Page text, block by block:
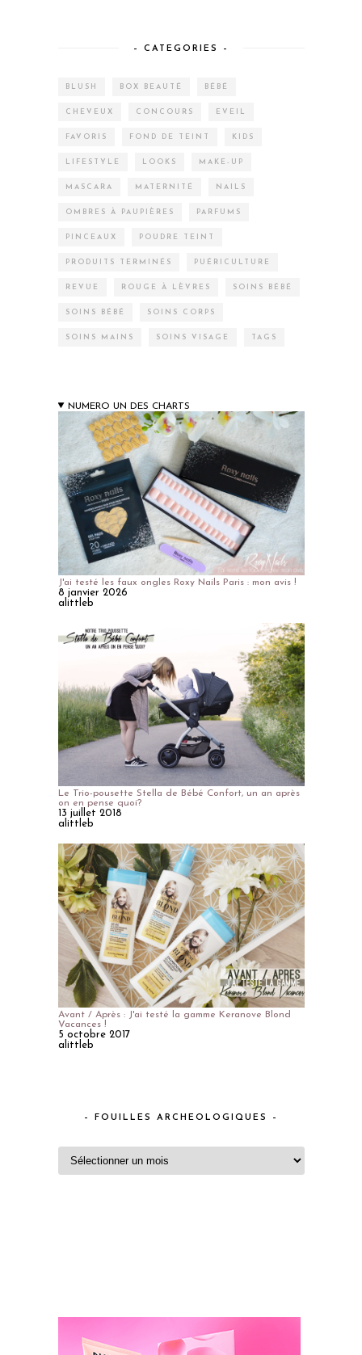
– CATEGORIES –
BLUSH BOX BEAUTÉ BÉBÉ
CHEVEUX CONCOURS EVEIL
FAVORIS FOND DE TEINT KIDS
LIFESTYLE LOOKS MAKE-UP
MASCARA MATERNITÉ NAILS
OMBRES À PAUPIÈRES PARFUMS
PINCEAUX POUDRE TEINT
PRODUITS TERMINÉS PUÉRICULTURE
REVUE ROUGE À LÈVRES SOINS BÉBÉ
SOINS BÉBÉ SOINS CORPS
SOINS MAINS SOINS VISAGE TAGS
NUMERO UN DES CHARTS
J'ai testé les faux ongles Roxy Nails Paris : mon avis !
8 janvier 2026
alittleb
Le Trio-pousette Stella de Bébé Confort, un an après
on en pense quoi?
13 juillet 2018
alittleb
Avant / Après : J'ai testé la gamme Keranove Blond
Vacances !
5 octobre 2017
alittleb
– FOUILLES ARCHEOLOGIQUES –